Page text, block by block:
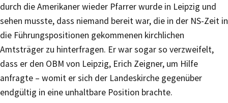
durch die Amerikaner wieder Pfarrer wurde in Leipzig und
sehen musste, dass niemand bereit war, die in der NS-Zeit in
die Führungspositionen gekommenen kirchlichen
Amtsträger zu hinterfragen. Er war sogar so verzweifelt,
dass er den OBM von Leipzig, Erich Zeigner, um Hilfe
anfragte – womit er sich der Landeskirche gegenüber
endgültig in eine unhaltbare Position brachte.